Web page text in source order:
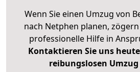
Wenn Sie einen Umzug von
nach Netphen planen,
professionelle Hilfe in
Kontaktieren Sie uns heute
reibungslosen Umzug